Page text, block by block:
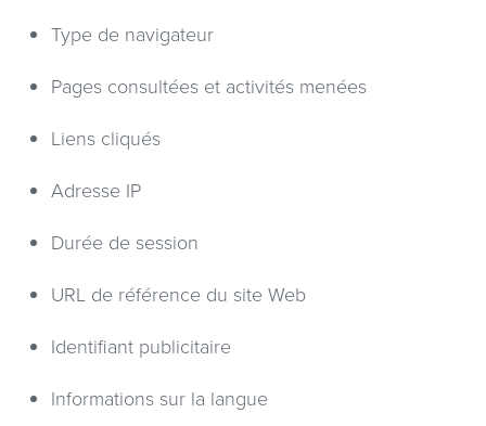
Type de navigateur
Pages consultées et activités menées
Liens cliqués
Adresse IP
Durée de session
URL de référence du site Web
Identifiant publicitaire
Informations sur la langue